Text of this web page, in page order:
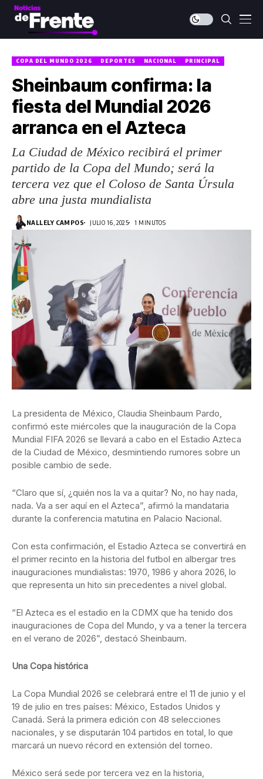
COPA DEL MUNDO 2026 DEPORTES NACIONAL PRINCIPAL
Sheinbaum confirma: la
fiesta del Mundial 2026
arranca en el Azteca
La Ciudad de México recibirá el primer
partido de la Copa del Mundo; será la
tercera vez que el Coloso de Santa Úrsula
abre una justa mundialista
NALLELY CAMPOS JULIO 16, 2025 1 MINUTOS
La presidenta de México, Claudia Sheinbaum Pardo,
confirmó este miércoles que la inauguración de la Copa
Mundial FIFA 2026 se llevará a cabo en el Estadio Azteca
de la Ciudad de México, desmintiendo rumores sobre un
posible cambio de sede.
“Claro que sí, ¿quién nos la va a quitar? No, no hay nada,
nada. Va a ser aquí en el Azteca”, afirmó la mandataria
durante la conferencia matutina en Palacio Nacional.
Con esta confirmación, el Estadio Azteca se convertirá en
el primer recinto en la historia del futbol en albergar tres
inauguraciones mundialistas: 1970, 1986 y ahora 2026, lo
que representa un hito sin precedentes a nivel global.
“El Azteca es el estadio en la CDMX que ha tenido dos
inauguraciones de Copa del Mundo, y va a tener la tercera
en el verano de 2026”, destacó Sheinbaum.
Una Copa histórica
La Copa Mundial 2026 se celebrará entre el 11 de junio y el
19 de julio en tres países: México, Estados Unidos y
Canadá. Será la primera edición con 48 selecciones
nacionales, y se disputarán 104 partidos en total, lo que
marcará un nuevo récord en extensión del torneo.
México será sede por tercera vez en la historia,